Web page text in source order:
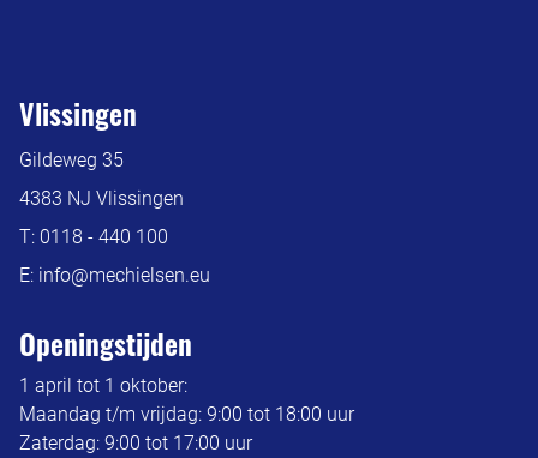
Vlissingen
Gildeweg 35
4383 NJ Vlissingen
T: 0118 - 440 100
E: info@mechielsen.eu
Openingstijden
1 april tot 1 oktober:
Maandag t/m vrijdag: 9:00 tot 18:00 uur
Zaterdag: 9:00 tot 17:00 uur